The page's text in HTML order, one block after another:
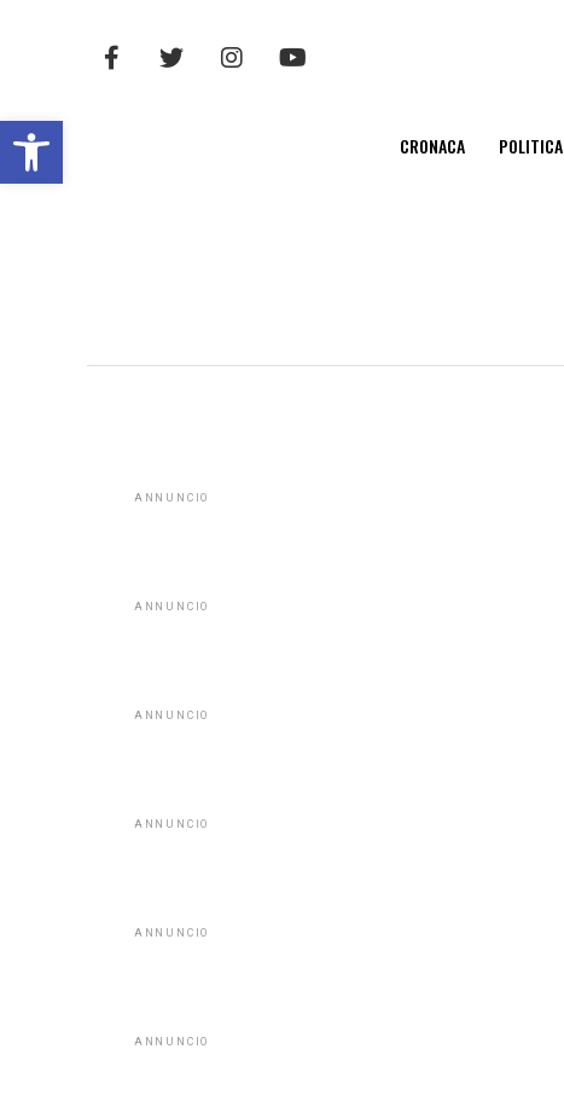
Open toolbar CRONACA POLITICA
ANNUNCIO
ANNUNCIO
ANNUNCIO
ANNUNCIO
ANNUNCIO
ANNUNCIO